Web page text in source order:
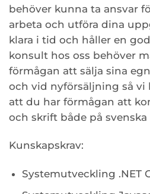
behöver kunna ta ansvar
arbeta och utföra dina
klara i tid och håller en
konsult hos oss behöver
förmågan att sälja sina
och vid nyförsäljning så vi
att du har förmågan att
och skrift både på svenska
Kunskapskrav:
Systemutveckling .NET